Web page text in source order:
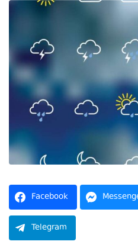
Facebook
Telegram